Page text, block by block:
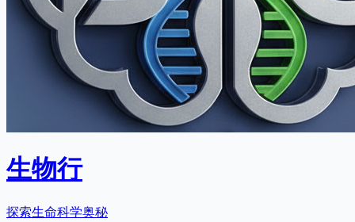
生物行
探索生命科学奥秘